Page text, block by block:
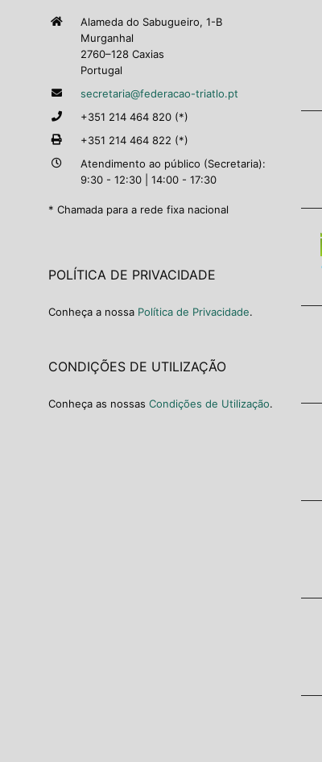
Alameda do Sabugueiro, 1-B
Murganhal
2760–128 Caxias
Portugal
secretaria@federacao-triatlo.pt
+351 214 464 820 (*)
+351 214 464 822 (*)
Atendimento ao público (Secretaria):
9:30 - 12:30 | 14:00 - 17:30
* Chamada para a rede fixa nacional
POLÍTICA DE PRIVACIDADE
Conheça a nossa Política de Privacidade.
CONDIÇÕES DE UTILIZAÇÃO
Conheça as nossas Condições de Utilização.